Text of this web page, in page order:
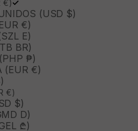
€)
(USD $)
€)
E)
BR)
₱)
(EUR €)
€)
$)
D)
₾)